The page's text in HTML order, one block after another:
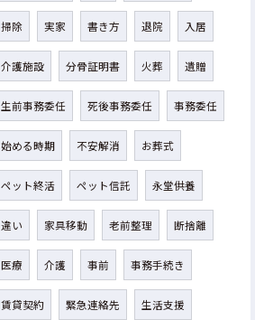
掃除 実家 書き方 退院 入居
介護施設 分骨証明書 火葬 遺贈
生前事務委任 死後事務委任 事務委任
始める時期 不安解消 お葬式
ペット終活 ペット信託 永堂供養
違い 家具移動 老前整理 断捨離
医療 介護 事前 事務手続き
賃貸契約 緊急連絡先 生活支援